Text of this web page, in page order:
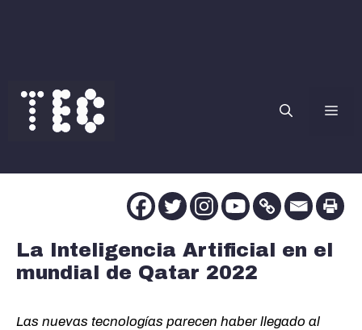
contenido
La Inteligencia Artificial en el
mundial de Qatar 2022
Las nuevas tecnologías parecen haber llegado al